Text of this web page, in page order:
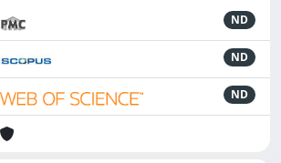
ND
ND
ND